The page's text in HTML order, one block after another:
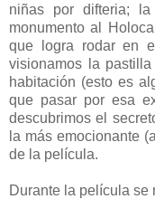
niñas por difteria;
monumento al
que logra rodar en
visionamos la
habitación (esto es
que pasar por esa
descubrimos el
la más emocionante
de la película.
Durante la película se